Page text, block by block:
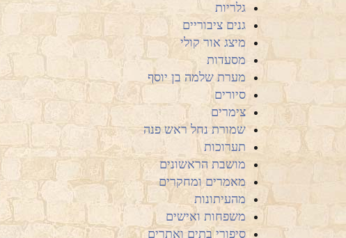
גלריות
גנים ציבוריים
מיצג אור קולי
מסעדות
מערת שלמה בן יוסף
סיורים
צימרים
שמורת נחל ראש פנה
תערוכות
מושבת הראשונים
מאמרים ומחקרים
מהעיתונות
משפחות ואישים
סיפורי בתים ואתרים